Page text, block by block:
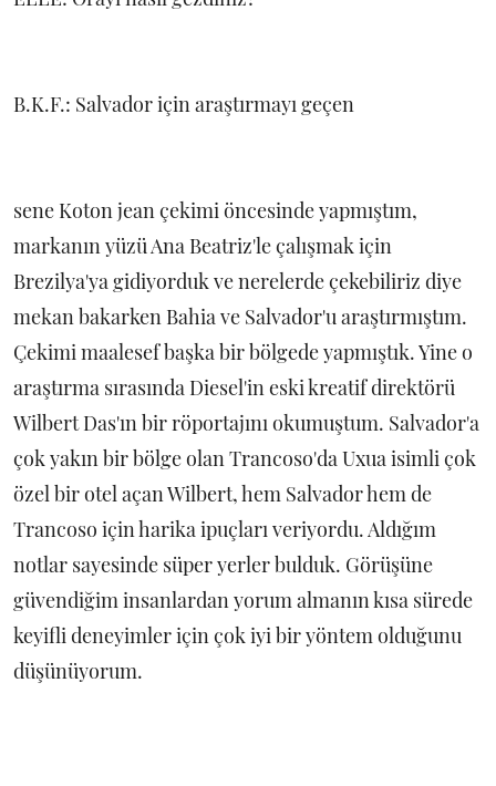
B.K.F.: Salvador için araştırmayı geçen
sene Koton jean çekimi öncesinde yapmıştım,
markanın yüzü Ana Beatriz'le çalışmak için
Brezilya'ya gidiyorduk ve nerelerde çekebiliriz diye
mekan bakarken Bahia ve Salvador'u araştırmıştım.
Çekimi maalesef başka bir bölgede yapmıştık. Yine o
araştırma sırasında Diesel'in eski kreatif direktörü
Wilbert Das'ın bir röportajını okumuştum. Salvador'a
çok yakın bir bölge olan Trancoso'da Uxua isimli çok
özel bir otel açan Wilbert, hem Salvador hem de
Trancoso için harika ipuçları veriyordu. Aldığım
notlar sayesinde süper yerler bulduk. Görüşüne
güvendiğim insanlardan yorum almanın kısa sürede
keyifli deneyimler için çok iyi bir yöntem olduğunu
düşünüyorum.